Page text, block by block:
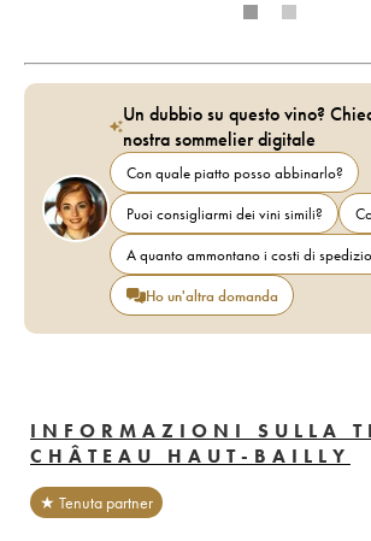
Un dubbio su questo vino?
nostra sommelier digitale
Con quale piatto posso abbinarlo?
Puoi consigliarmi dei vini simili?
A quanto ammontano i costi di
Ho un'altra domanda
INFORMAZIONI SULLA
CHÂTEAU HAUT-BAILLY
★ Tenuta partner